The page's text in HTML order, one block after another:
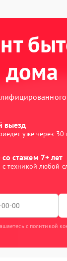
дома
выезд
уже через 30
стажем 7+ лет
с техникой любой
с политикой